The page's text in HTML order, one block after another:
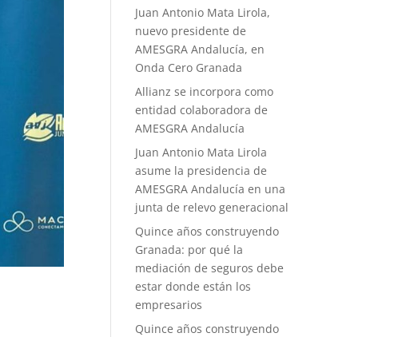
Juan Antonio Mata Lirola,
nuevo presidente de
AMESGRA Andalucía, en
Onda Cero Granada
Allianz se incorpora como
entidad colaboradora de
AMESGRA Andalucía
Juan Antonio Mata Lirola
asume la presidencia de
AMESGRA Andalucía en una
junta de relevo generacional
Quince años construyendo
Granada: por qué la
mediación de seguros debe
estar donde están los
empresarios
Quince años construyendo